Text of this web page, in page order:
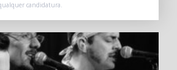
candidatura.